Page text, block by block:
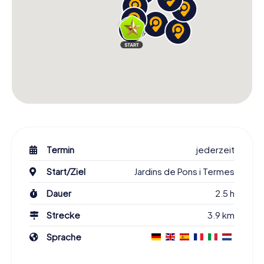
Termin
jederzeit
Start/Ziel
Jardins de Pons i Termes
Dauer
2.5 h
Strecke
3.9 km
Sprache